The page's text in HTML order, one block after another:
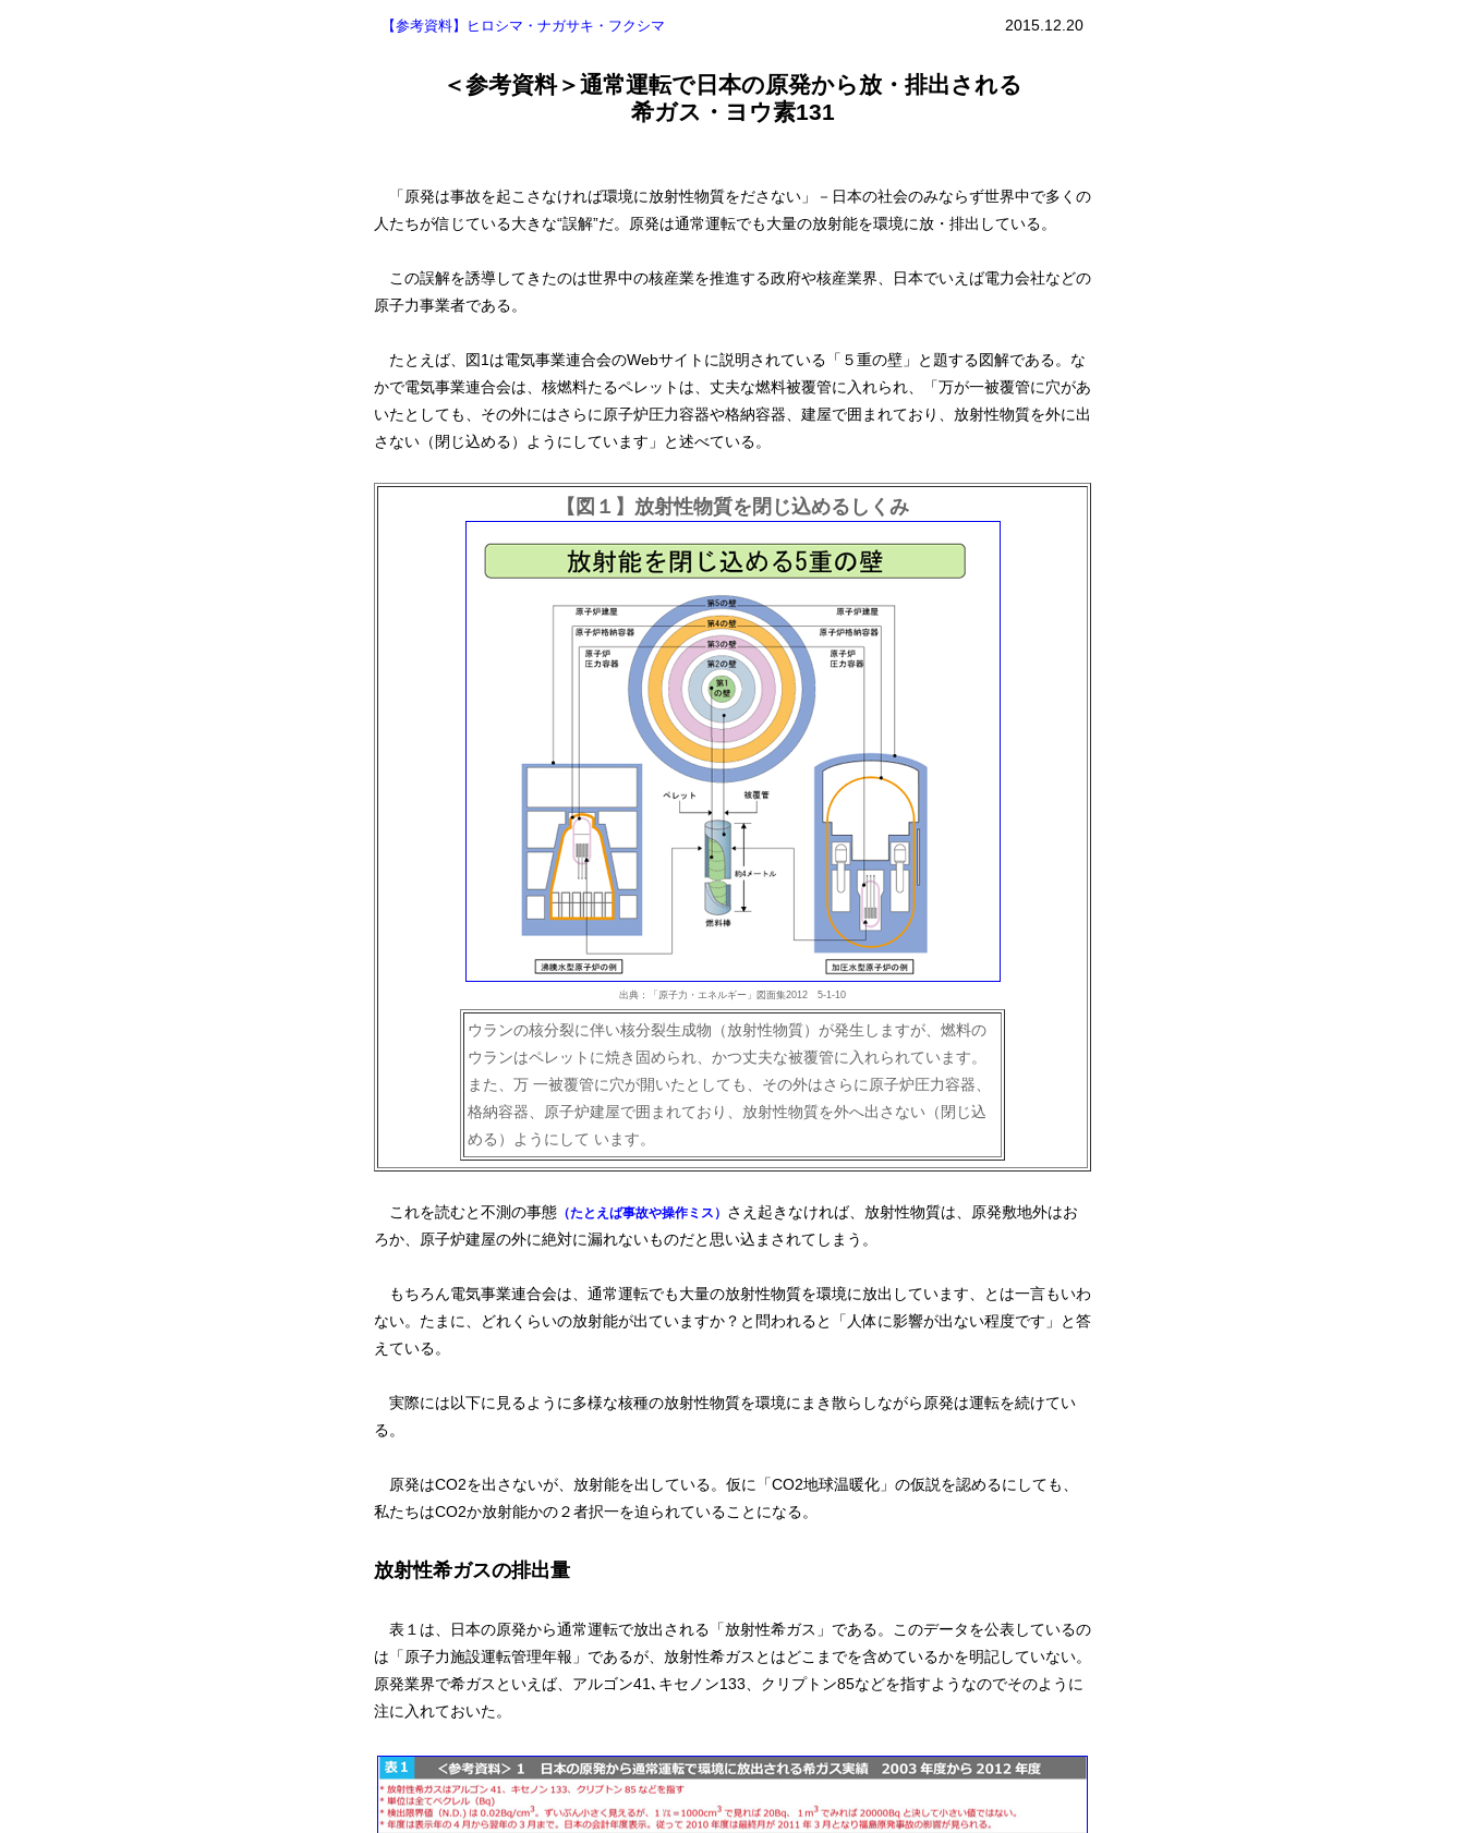
【参考資料】ヒロシマ・ナガサキ・フクシマ 2015.12.20
＜参考資料＞通常運転で日本の原発から放・排出される
希ガス・ヨウ素131
「原発は事故を起こさなければ環境に放射性物質をださない」－日本の社会のみならず世界中で多くの
人たちが信じている大きな“誤解”だ。原発は通常運転でも大量の放射能を環境に放・排出している。
この誤解を誘導してきたのは世界中の核産業を推進する政府や核産業界、日本でいえば電力会社などの
原子力事業者である。
たとえば、図1は電気事業連合会のWebサイトに説明されている「５重の壁」と題する図解である。な
かで電気事業連合会は、核燃料たるペレットは、丈夫な燃料被覆管に入れられ、「万が一被覆管に穴があ
いたとしても、その外にはさらに原子炉圧力容器や格納容器、建屋で囲まれており、放射性物質を外に出
さない（閉じ込める）ようにしています」と述べている。
【図１】放射性物質を閉じ込めるしくみ
出典：「原子力・エネルギー」図面集2012 5-1-10
ウランの核分裂に伴い核分裂生成物（放射性物質）が発生しますが、燃料の
ウランはペレットに焼き固められ、かつ丈夫な被覆管に入れられています。
また、万 一被覆管に穴が開いたとしても、その外はさらに原子炉圧力容器、
格納容器、原子炉建屋で囲まれており、放射性物質を外へ出さない（閉じ込
める）ようにして います。
これを読むと不測の事態 （たとえば事故や操作ミス） さえ起きなければ、放射性物質は、原発敷地外はお
ろか、原子炉建屋の外に絶対に漏れないものだと思い込まされてしまう。
もちろん電気事業連合会は、通常運転でも大量の放射性物質を環境に放出しています、とは一言もいわ
ない。たまに、どれくらいの放射能が出ていますか？と問われると「人体に影響が出ない程度です」と答
えている。
実際には以下に見るように多様な核種の放射性物質を環境にまき散らしながら原発は運転を続けてい
る。
原発はCO2を出さないが、放射能を出している。仮に「CO2地球温暖化」の仮説を認めるにしても、
私たちはCO2か放射能かの２者択一を迫られていることになる。
放射性希ガスの排出量
表１は、日本の原発から通常運転で放出される「放射性希ガス」である。このデータを公表しているの
は「原子力施設運転管理年報」であるが、放射性希ガスとはどこまでを含めているかを明記していない。
原発業界で希ガスといえば、アルゴン41､キセノン133、クリプトン85などを指すようなのでそのように
注に入れておいた。